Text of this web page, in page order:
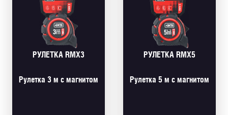
РУЛЕТКА RMX3
Рулетка 3 м с магнитом
РУЛЕТКА RMX5
Рулетка 5 м с магнитом